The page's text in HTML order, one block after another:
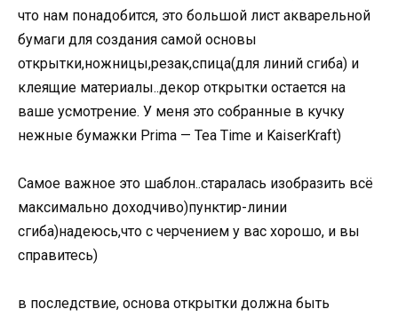
что нам понадобится, это большой лист акварельной
бумаги для создания самой основы
открытки,ножницы,резак,спица(для линий сгиба) и
клеящие материалы..декор открытки остается на
ваше усмотрение. У меня это собранные в кучку
нежные бумажки Prima — Tea Time и KaiserKraft)
Самое важное это шаблон..старалась изобразить всё
максимально доходчиво)пунктир-линии
сгиба)надеюсь,что с черчением у вас хорошо, и вы
справитесь)
в последствие, основа открытки должна быть